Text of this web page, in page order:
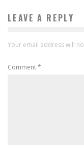
LEAVE A REPLY
Your email address will
Comment*